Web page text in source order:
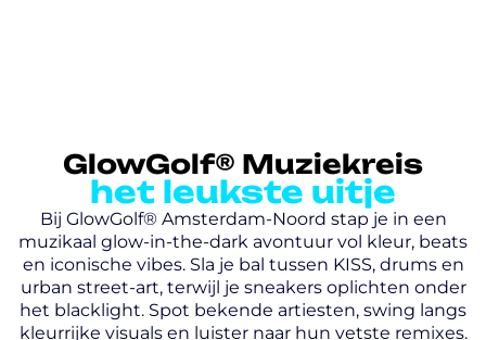
GlowGolf® Muziekreis
het leukste uitje
Bij GlowGolf® Amsterdam-Noord stap je in een
muzikaal glow-in-the-dark avontuur vol kleur, beats
en iconische vibes. Sla je bal tussen KISS, drums en
urban street-art, terwijl je sneakers oplichten onder
het blacklight. Spot bekende artiesten, swing langs
kleurrijke visuals en luister naar hun vetste remixes.